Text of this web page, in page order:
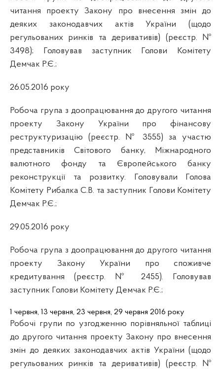
читання проекту Закону про внесення змін до
деяких законодавчих актів України (щодо
регульованих ринків та деривативів) (реєстр. №
3498); Головував заступник Голови Комітету
Демчак Р.Є.;
26.05.2016 року
Робоча група з доопрацювання до другого читання
проекту Закону України про фінансову
реструктуризацію (реєстр. № 3555) за участю
представників Світового банку, Міжнародного
валютного фонду та Європейського банку
реконструкції та розвитку. Головували Голова
Комітету Рибалка С.В. та заступник Голови Комітету
Демчак Р.Є.;
29.05.2016 року
Робоча група з доопрацювання до другого читання
проекту Закону України про споживче
кредитування (реєстр. № 2455). Головував
заступник Голови Комітету Демчак Р.Є.;
1 червня, 13 червня, 23 червня, 29 червня 2016 року
Робочі групи по узгодженню порівняльної таблиці
до другого читання проекту Закону про внесення
змін до деяких законодавчих актів України (щодо
регульованих ринків та деривативів) (реєстр. №